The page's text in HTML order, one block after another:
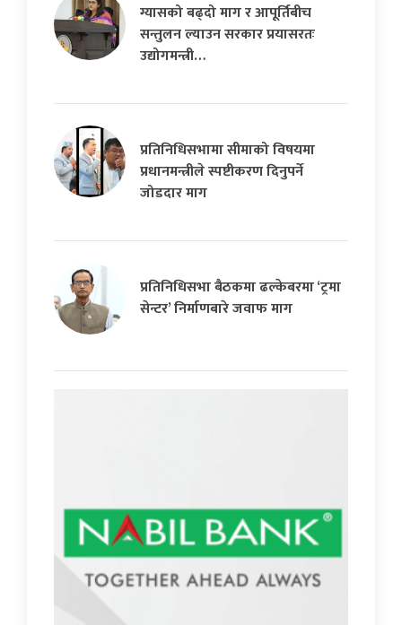
ग्यासको बढ्दो माग र आपूर्तिबीच
सन्तुलन ल्याउन सरकार प्रयासरतः
उद्योगमन्त्री…
प्रतिनिधिसभामा सीमाको विषयमा
प्रधानमन्त्रीले स्पष्टीकरण दिनुपर्ने
जोडदार माग
प्रतिनिधिसभा बैठकमा ढल्केबरमा ‘ट्रमा
सेन्टर’ निर्माणबारे जवाफ माग